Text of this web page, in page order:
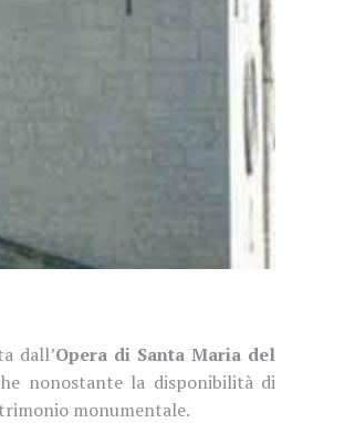
dall’Opera di Santa Maria del
nonostante la disponibilità di
monumentale.